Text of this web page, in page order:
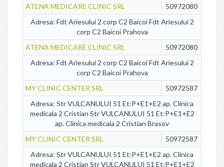
ATENA MEDICARE CLINIC SRL
50972080
Adresa: Fdt Ariesului 2 corp C2 Baicoi Fdt Ariesului 2
corp C2 Baicoi Prahova
ATENA MEDICARE CLINIC SRL
50972080
Adresa: Fdt Ariesului 2 corp C2 Baicoi Fdt Ariesului 2
corp C2 Baicoi Prahova
MY CLINIC CENTER SRL
50972587
Adresa: Str VULCANULUI 51 Et:P+E1+E2 ap. Clinica
medicala 2 Cristian Str VULCANULUI 51 Et:P+E1+E2
ap. Clinica medicala 2 Cristian Brasov
MY CLINIC CENTER SRL
50972587
Adresa: Str VULCANULUI 51 Et:P+E1+E2 ap. Clinica
medicala 2 Cristian Str VULCANULUI 51 Et:P+E1+E2